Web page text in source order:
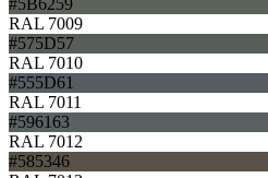
RAL 7009
#575D57
RAL 7010
#555D61
RAL 7011
#596163
RAL 7012
#585346